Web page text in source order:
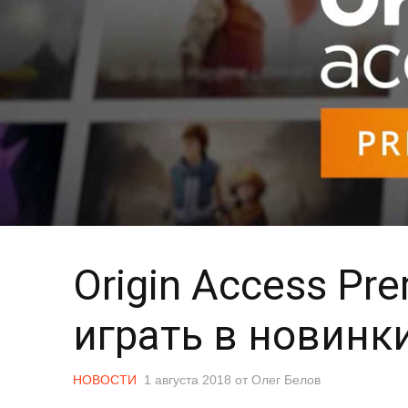
Origin Access
играть в
НОВОСТИ 1 августа 2018 от Олег Белов